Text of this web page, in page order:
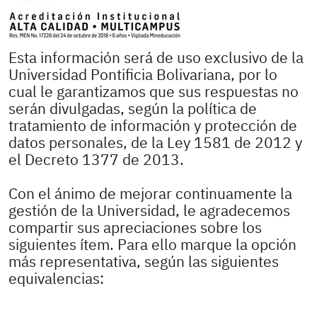
Esta información será de uso exclusivo de la
Universidad Pontificia Bolivariana, por lo
cual le garantizamos que sus respuestas no
serán divulgadas, según la política de
tratamiento de información y protección de
datos personales, de la Ley 1581 de 2012 y
el Decreto 1377 de 2013.
Con el ánimo de mejorar continuamente la
gestión de la Universidad, le agradecemos
compartir sus apreciaciones sobre los
siguientes ítem. Para ello marque la opción
más representativa, según las siguientes
equivalencias: